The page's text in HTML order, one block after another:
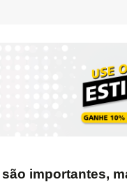
importantes,